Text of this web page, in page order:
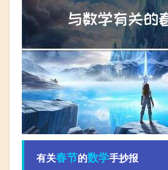
有关春节的数学手抄报